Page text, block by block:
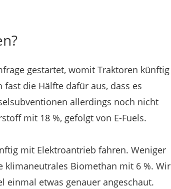
gestartet, womit Traktoren künftig
die Hälfte dafür aus, dass es
allerdings noch nicht
mit 18 %, gefolgt von E-Fuels.
mit Elektroantrieb fahren. Weniger
Biomethan mit 6 %. Wir
einmal etwas genauer angeschaut.